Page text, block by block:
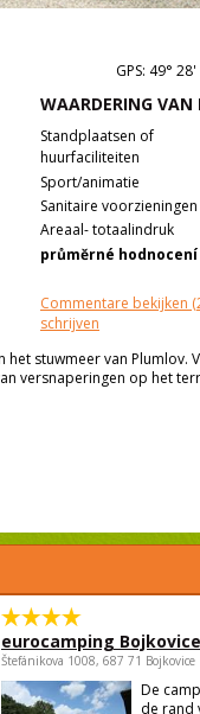
GPS: 49°
WAARDERING VAN
Standplaatsen of
huurfaciliteiten
Sport/animatie
Sanitaire voorzieningen
Areaal- totaalindruk
průměrné hodnocení
Commentare bekijken
schrijven
stuwmeer van Plumlov.
versnaperingen op het
eurocamping Bojkovice
Štefánikova 1008, 687 71 Bojkovice
De
de rand